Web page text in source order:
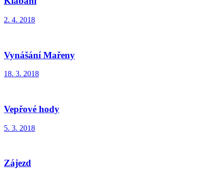
2. 4. 2018
Vynášání Mařeny
18. 3. 2018
Vepřové hody
5. 3. 2018
Zájezd